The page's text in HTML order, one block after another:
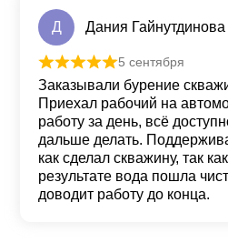
Д Дания Гайнутдинова
Оценка
5 сентября
Заказывали бурение
Приехал рабочий на
работу за день, всё
дальше делать.
как сделал скважину, так
результате вода пошла
доводит работу до конца.